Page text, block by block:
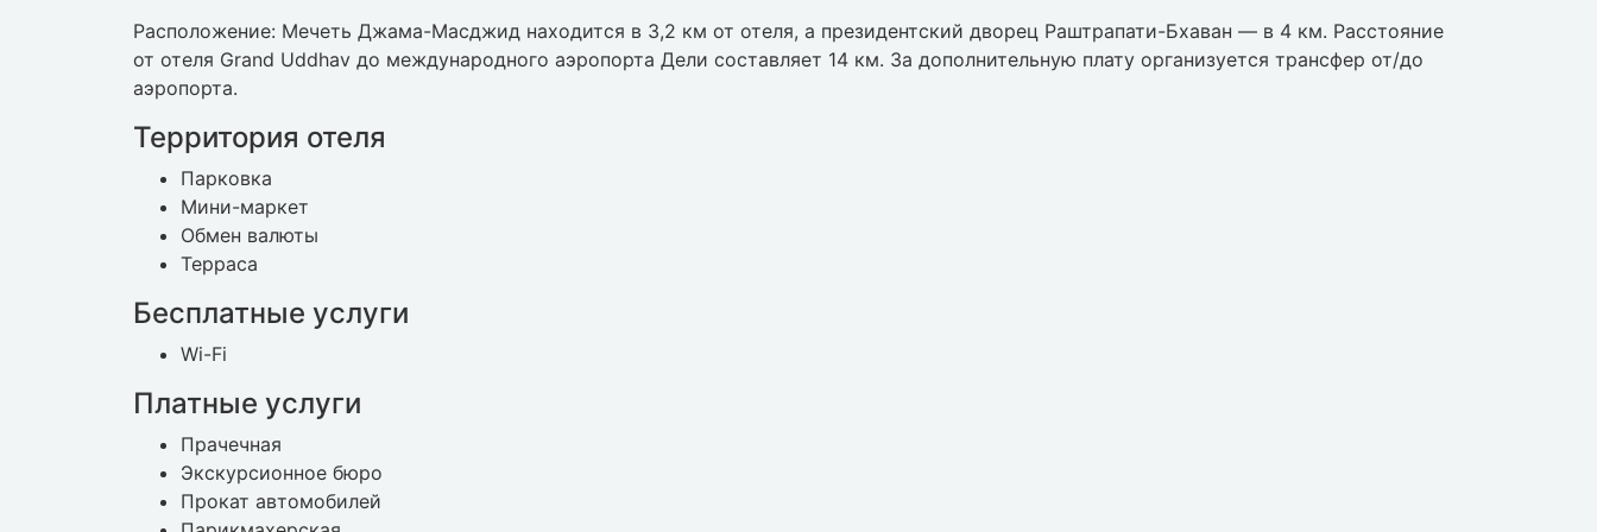
Расположение: Мечеть Джама-Масджид находится в 3,2 км от отеля, а президентский дворец Раштрапати-Бхаван — в 4 км. Расстояние
от отеля Grand Uddhav до международного аэропорта Дели составляет 14 км. За дополнительную плату организуется трансфер от/до
аэропорта.
Территория отеля
Парковка
Мини-маркет
Обмен валюты
Терраса
Бесплатные услуги
Wi-Fi
Платные услуги
Прачечная
Экскурсионное бюро
Прокат автомобилей